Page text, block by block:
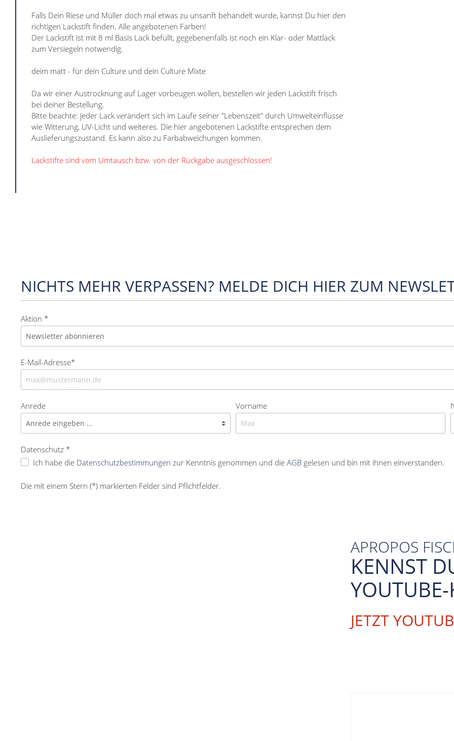
Falls Dein Riese und Müller doch mal etwas zu unsanft behandelt wurde, kannst Du hier den
richtigen Lackstift finden. Alle angebotenen Farben!
Der Lackstift ist mit 8 ml Basis Lack befüllt, gegebenenfalls ist noch ein Klar- oder Mattlack
zum Versiegeln notwendig.
deim matt - für dein Culture und dein Culture Mixte
Da wir einer Austrocknung auf Lager vorbeugen wollen, bestellen wir jeden Lackstift frisch
bei deiner Bestellung.
Bitte beachte: jeder Lack verändert sich im Laufe seiner "Lebenszeit" durch Umwelteinflüsse
wie Witterung, UV-Licht und weiteres. Die hier angebotenen Lackstifte entsprechen dem
Auslieferungszustand. Es kann also zu Farbabweichungen kommen.
Lackstifte sind vom Umtausch bzw. von der Rückgabe ausgeschlossen!
NICHTS MEHR VERPASSEN? MELDE DICH HIER ZUM
Aktion *
E-Mail-Adresse*
Anrede Vorname
Datenschutz *
Ich habe die Datenschutzbestimmungen zur Kenntnis genommen und die AGB gelesen und bin mit ihnen einverstanden.
Die mit einem Stern (*) markierten Felder sind Pflichtfelder.
APROPOS
KENNST
JETZT